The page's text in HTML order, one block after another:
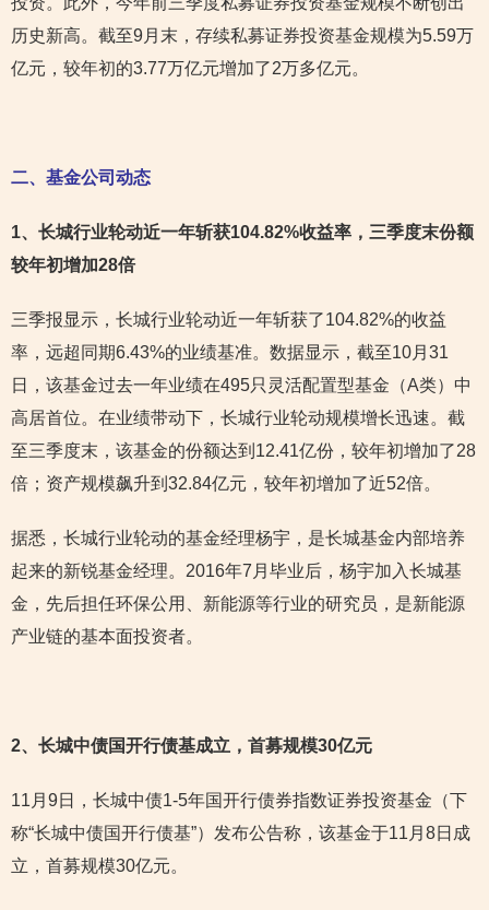
历史新高。截至9月末，存续私募证券投资基金规模为5.59万
亿元，较年初的3.77万亿元增加了2万多亿元。
二、基金公司动态
1、长城行业轮动近一年斩获104.82%收益率，三季度末份额
较年初增加28倍
三季报显示，长城行业轮动近一年斩获了104.82%的收益
率，远超同期6.43%的业绩基准。数据显示，截至10月31
日，该基金过去一年业绩在495只灵活配置型基金（A类）中
高居首位。在业绩带动下，长城行业轮动规模增长迅速。截
至三季度末，该基金的份额达到12.41亿份，较年初增加了28
倍；资产规模飙升到32.84亿元，较年初增加了近52倍。
据悉，长城行业轮动的基金经理杨宇，是长城基金内部培养
起来的新锐基金经理。2016年7月毕业后，杨宇加入长城基
金，先后担任环保公用、新能源等行业的研究员，是新能源
产业链的基本面投资者。
2、长城中债国开行债基成立，首募规模30亿元
11月9日，长城中债1-5年国开行债券指数证券投资基金（下
称“长城中债国开行债基”）发布公告称，该基金于11月8日成
立，首募规模30亿元。